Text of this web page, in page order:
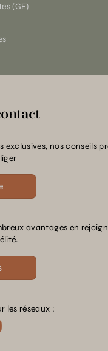
(GE)
exclusives, nos conseils
avantages en
les réseaux :